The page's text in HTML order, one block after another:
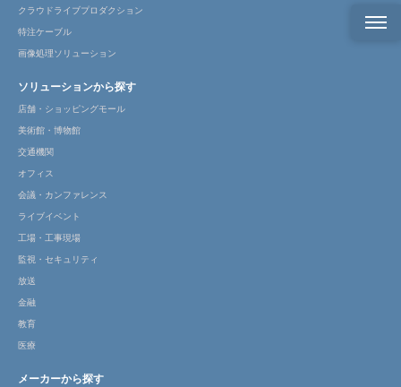
クラウドライブプロダクション
特注ケーブル
画像処理ソリューション
ソリューションから探す
店舗・ショッピングモール
美術館・博物館
交通機関
オフィス
会議・カンファレンス
ライブイベント
工場・工事現場
監視・セキュリティ
放送
金融
教育
医療
メーカーから探す